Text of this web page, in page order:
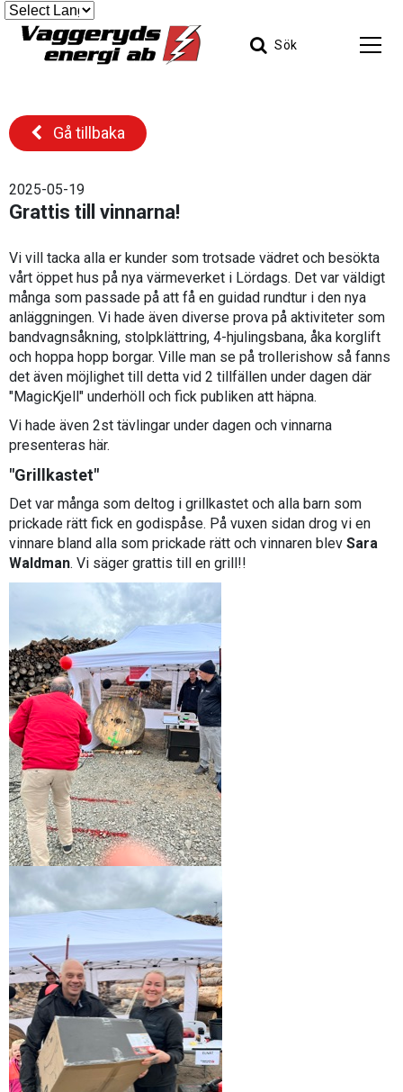
Sök
Gå tillbaka
2025-05-19
Grattis till vinnarna!
Vi vill tacka alla er kunder som trotsade vädret och besökta
vårt öppet hus på nya värmeverket i Lördags. Det var väldigt
många som passade på att få en guidad rundtur i den nya
anläggningen. Vi hade även diverse prova på aktiviteter som
bandvagnsåkning, stolpklättring, 4-hjulingsbana, åka korglift
och hoppa hopp borgar. Ville man se på trollerishow så fanns
det även möjlighet till detta vid 2 tillfällen under dagen där
"MagicKjell" underhöll och fick publiken att häpna.
Vi hade även 2st tävlingar under dagen och vinnarna
presenteras här.
"Grillkastet"
Det var många som deltog i grillkastet och alla barn som
prickade rätt fick en godispåse. På vuxen sidan drog vi en
vinnare bland alla som prickade rätt och vinnaren blev Sara
Waldman. Vi säger grattis till en grill!!